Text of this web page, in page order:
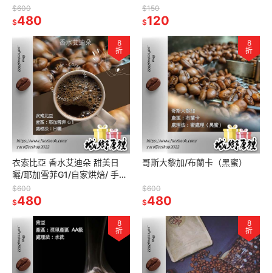
$600
$480
咖啡（露營、聚會）
$150
$120
8
折
衣索比亞 香水艾迪朵 甜美日
曬/耶加雪菲G1/自家烘焙/ 手沖
咖啡/精品咖啡
$600
$480
8
折
哥斯大黎加/布蘭卡（黑蜜）
$600
$480
8
折
8
折